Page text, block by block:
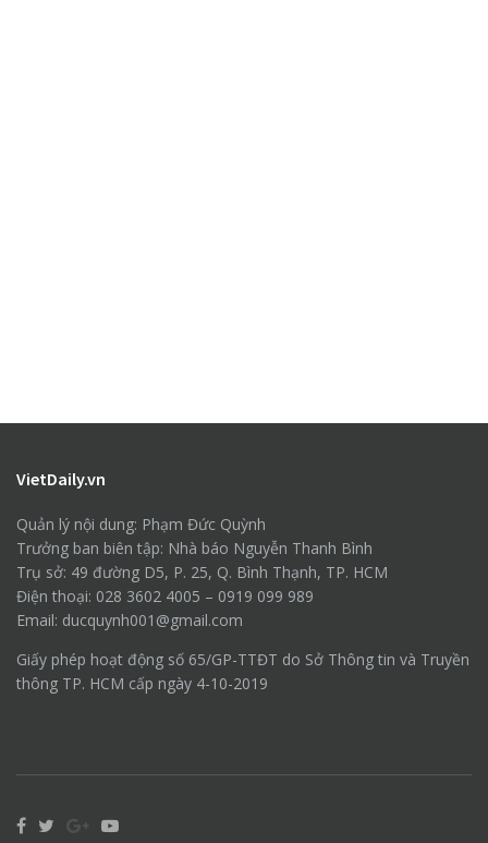
VietDaily.vn
Quản lý nội dung: Phạm Đức Quỳnh
Trưởng ban biên tập: Nhà báo Nguyễn Thanh Bình
Trụ sở: 49 đường D5, P. 25, Q. Bình Thạnh, TP. HCM
Điện thoại: 028 3602 4005 – 0919 099 989
Email: ducquynh001@gmail.com
Giấy phép hoạt động số 65/GP-TTĐT do Sở Thông tin và Truyền
thông TP. HCM cấp ngày 4-10-2019